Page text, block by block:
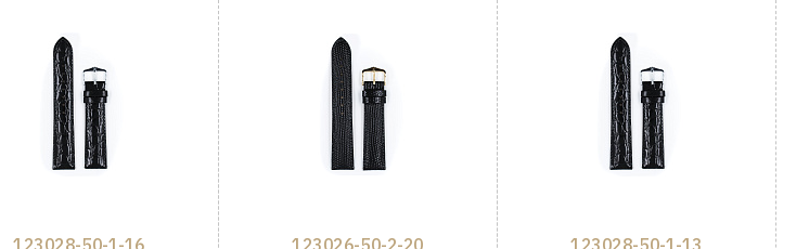
123028-50-1-16 123026-50-2-20 123028-50-1-13